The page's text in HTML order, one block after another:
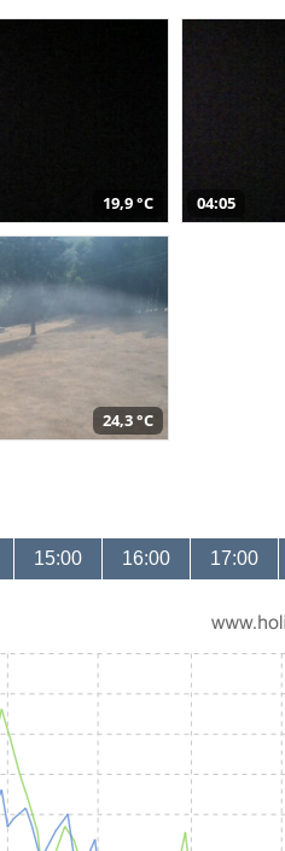
19,9 °C 04:05
24,3 °C
15:00 16:00 17:00